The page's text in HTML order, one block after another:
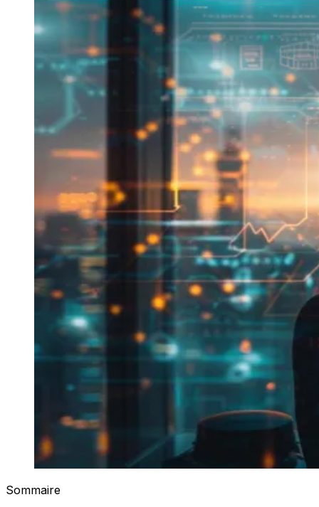
Sommaire